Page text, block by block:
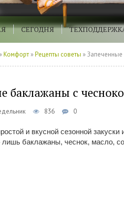
СЕГОДНЯ
»Комфорт »Рецепты советы »
баклажаны с
836 0
и вкусной сезонной
лишь баклажаны, чеснок, масло,